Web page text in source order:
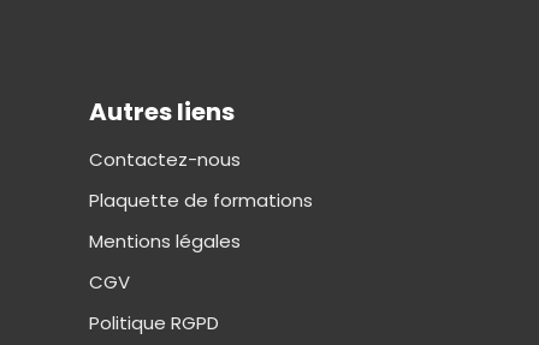
Autres liens
Contactez-nous
Plaquette de formations
Mentions légales
CGV
Politique RGPD